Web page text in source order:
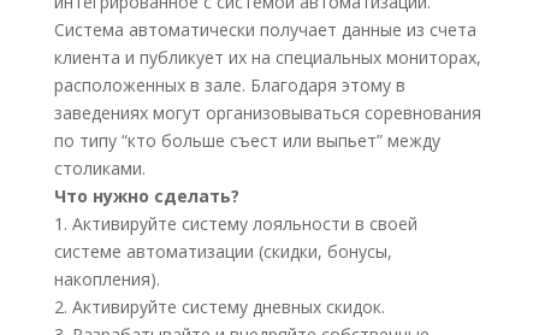
Система автоматически получает данные из счета
клиента и публикует их на специальных мониторах,
расположенных в зале. Благодаря этому в
заведениях могут организовываться соревнования
по типу “кто больше съест или выпьет” между
столиками.
Что нужно сделать?
1. Активируйте систему лояльности в своей
системе автоматизации (скидки, бонусы,
накопления).
2. Активируйте систему дневных скидок.